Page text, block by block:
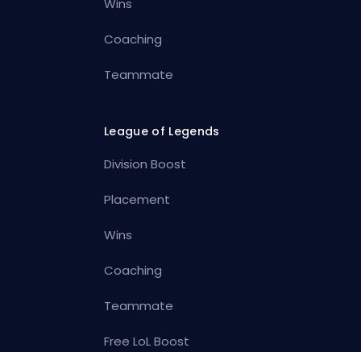
Wins
Coaching
Teammate
League of Legends
Division Boost
Placement
Wins
Coaching
Teammate
Free LoL Boost